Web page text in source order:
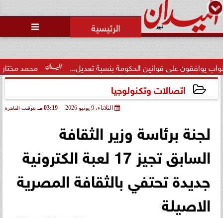

محمد مختار جمعة: الإعلام صانع الحكومة بنسبة تعديل...
اتصالات وتكنولوجيا
الثلاثاء، 9 يونيو 2026 03:19 مـ بتوقيت القاهرة
لجنة برئاسة وزير الثقافة
السابق تجيز 17 لعبة الكترونية
جديدة تحتفي بالثقافة المصرية
الاصيلة
بمشاركة قيادات الجاليات بالخليج
وأوروبا وأمريكا.. اجتماع تمهيدي